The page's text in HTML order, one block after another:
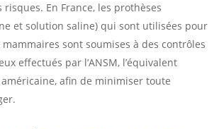
risques. En France, les prothèses
et solution saline) qui sont utilisées pour
sont soumises à des contrôles
effectués par l’ANSM, l’équivalent
afin de minimiser toute